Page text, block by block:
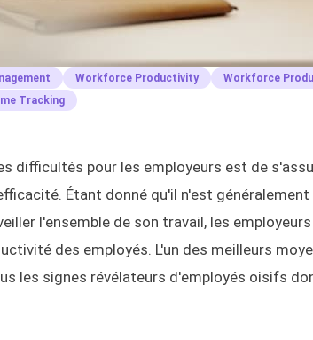
Workforce Productivity Workforce
Tracking
difficultés pour les employeurs est de
Étant donné qu'il n'est
l'ensemble de son travail, les
des employés. L'un des meilleurs
les signes révélateurs d'employés oisifs